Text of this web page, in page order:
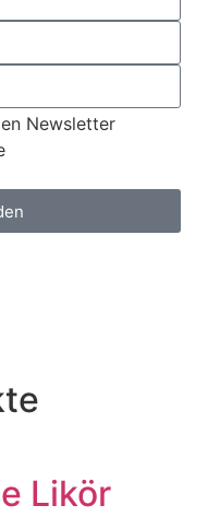
Newsletter
Likör